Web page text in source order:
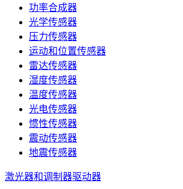
功率合成器
光学传感器
压力传感器
运动和位置传感器
雷达传感器
湿度传感器
温度传感器
光电传感器
惯性传感器
震动传感器
地震传感器
激光器和调制器驱动器